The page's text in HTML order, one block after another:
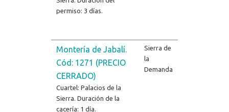
permiso: 3 días.
Montería de Jabalí.
Cód: 1271 (PRECIO
CERRADO)
Cuartel: Palacios de la
Sierra. Duración de la
cacería: 1 día.
Sierra de
la
Demanda